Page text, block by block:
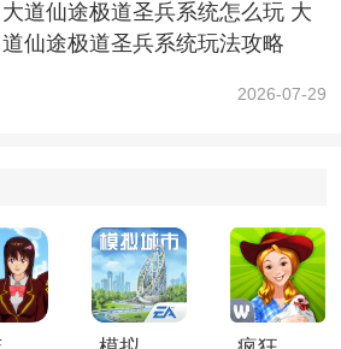
大道仙途极道圣兵系统怎么玩 大
道仙途极道圣兵系统玩法攻略
2026-07-29